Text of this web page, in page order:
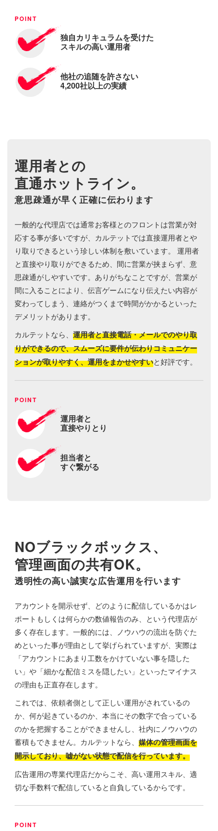
独自カリキュラムを受けた
スキルの高い運用者
他社の追随を許さない
4,200社以上の実績
運用者との
直通ホットライン。
意思疎通が早く正確に伝わります
一般的な代理店では通常お客様とのフロントは営業が対
応する事が多いですが、カルテットでは直接運用者とや
り取りできるという珍しい体制を敷いています。 運用者
と直接やり取りができるため、間に営業が挟まらず、意
思疎通がしやすいです。ありがちなことですが、営業が
間に入ることにより、伝言ゲームになり伝えたい内容が
変わってしまう、連絡がつくまで時間がかかるといった
デメリットがあります。
カルテットなら、 運用者と直接電話・メールでのやり取
りができるので、スムーズに要件が伝わりコミュニケー
ションが取りやすく、運用をまかせやすいと好評です。
運用者と
直接やりとり
担当者と
すぐ繋がる
NOブラックボックス、
管理画面の共有OK。
透明性の高い誠実な広告運用を行います
アカウントを開示せず、どのように配信しているかはレ
ポートもしくは何らかの数値報告のみ、という代理店が
多く存在します。一般的には、ノウハウの流出を防ぐた
めといった事が理由として挙げられていますが、実際は
「アカウントにあまり工数をかけていない事を隠した
い」や「細かな配信ミスを隠したい」といったマイナス
の理由も正直存在します。
これでは、依頼者側として正しい運用がされているの
か、何が起きているのか、本当にその数字で合っている
のかを把握することができませんし、社内にノウハウの
蓄積もできません。カルテットなら、 媒体の管理画面を
開示しており、嘘がない状態で配信を行っています。
広告運用の専業代理店だからこそ、高い運用スキル、適
切な手数料で配信していると自負しているからです。